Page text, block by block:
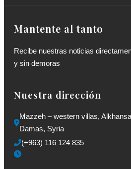
Mantente al tanto
Recibe nuestras noticias
y sin demoras
Nuestra dirección
Mazzeh – western villas,
Damas, Syria
(+963) 116 124 835